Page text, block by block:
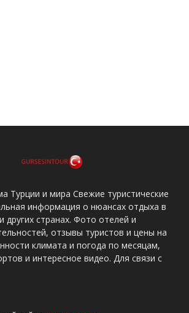
Турции и мира Свежие туристические
информация о нюансах отдыха в
других странах. Фото отелей и
отзывы туристов и цены на
климата и погода по месяцам,
и интересное видео. Для связи с